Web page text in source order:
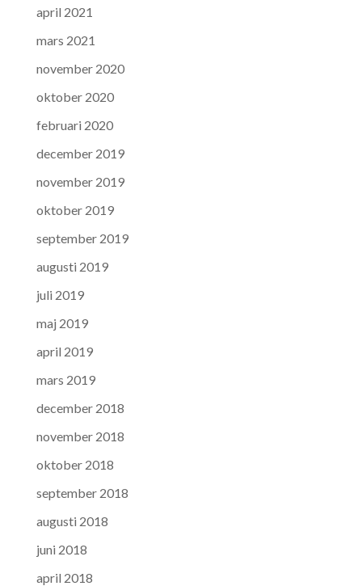
april 2021
mars 2021
november 2020
oktober 2020
februari 2020
december 2019
november 2019
oktober 2019
september 2019
augusti 2019
juli 2019
maj 2019
april 2019
mars 2019
december 2018
november 2018
oktober 2018
september 2018
augusti 2018
juni 2018
april 2018